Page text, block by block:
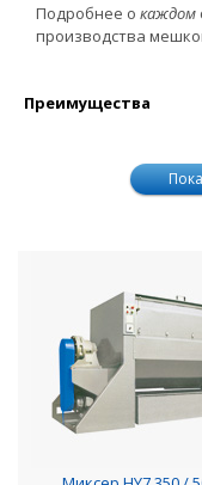
Подробнее о каждом
производства
Преимущества